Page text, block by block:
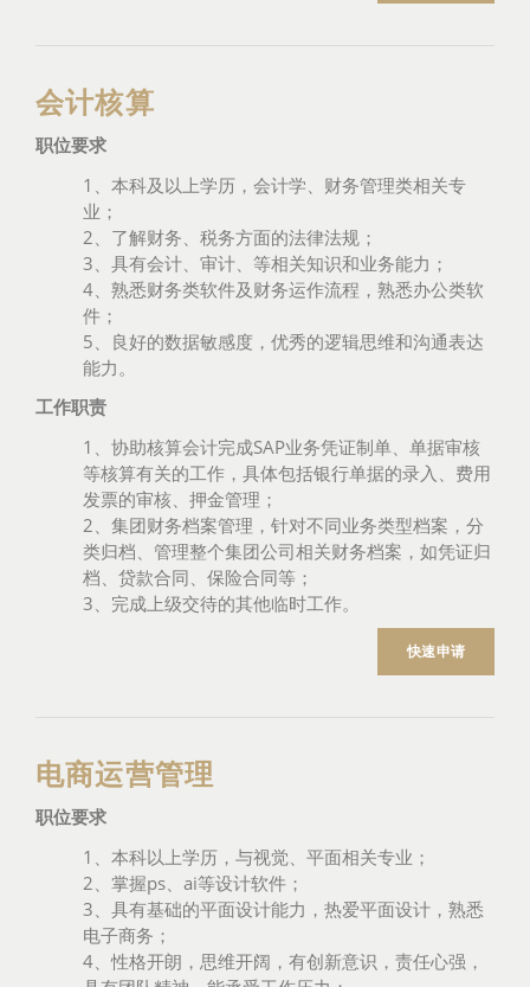
会计核算
职位要求
1、本科及以上学历，会计学、财务管理类相关专
业；
2、了解财务、税务方面的法律法规；
3、具有会计、审计、等相关知识和业务能力；
4、熟悉财务类软件及财务运作流程，熟悉办公类软
件；
5、良好的数据敏感度，优秀的逻辑思维和沟通表达
能力。
工作职责
1、协助核算会计完成SAP业务凭证制单、单据审核
等核算有关的工作，具体包括银行单据的录入、费用
发票的审核、押金管理；
2、集团财务档案管理，针对不同业务类型档案，分
类归档、管理整个集团公司相关财务档案，如凭证归
档、贷款合同、保险合同等；
3、完成上级交待的其他临时工作。
快速申请
电商运营管理
职位要求
1、本科以上学历，与视觉、平面相关专业；
2、掌握ps、ai等设计软件；
3、具有基础的平面设计能力，热爱平面设计，熟悉
电子商务；
4、性格开朗，思维开阔，有创新意识，责任心强，